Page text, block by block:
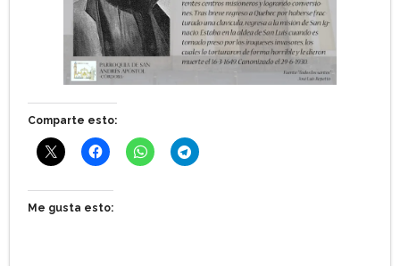
Comparte esto:
Me gusta esto: